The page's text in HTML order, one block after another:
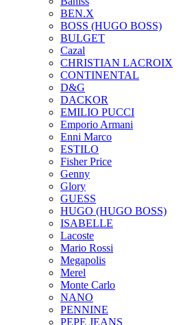
BEN.X
BOSS (HUGO BOSS)
BULGET
Cazal
CHRISTIAN LACROIX
CONTINENTAL
D&G
DACKOR
EMILIO PUCCI
Emporio Armani
Enni Marco
ESTILO
Fisher Price
Genny
Glory
GUESS
HUGO (HUGO BOSS)
ISABELLE
Lacoste
Mario Rossi
Megapolis
Merel
Monte Carlo
NANO
PENNINE
PEPE JEANS